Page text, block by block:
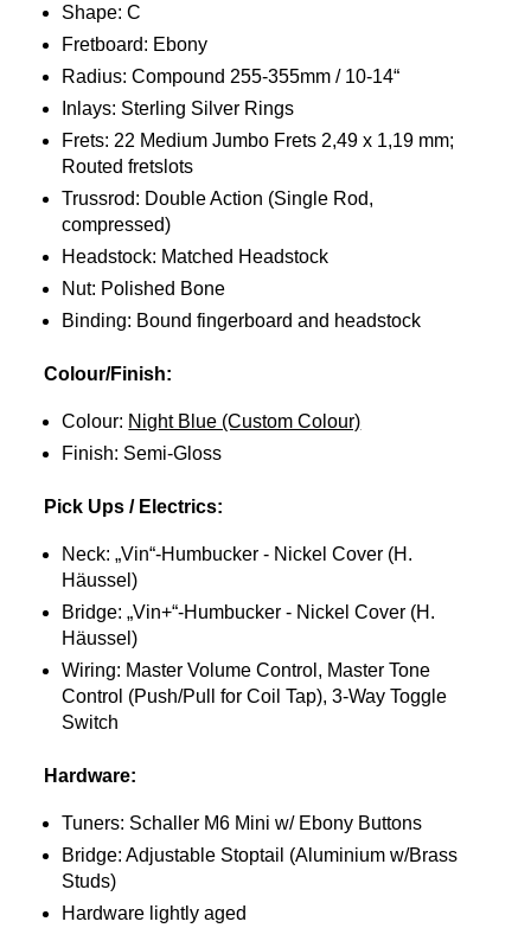
Shape: C
Fretboard: Ebony
Radius: Compound 255-355mm / 10-14“
Inlays: Sterling Silver Rings
Frets: 22 Medium Jumbo Frets 2,49 x 1,19 mm;
Routed fretslots
Trussrod: Double Action (Single Rod,
compressed)
Headstock: Matched Headstock
Nut: Polished Bone
Binding: Bound fingerboard and headstock
Colour/Finish:
Colour: Night Blue (Custom Colour)
Finish: Semi-Gloss
Pick Ups / Electrics:
Neck: „Vin“-Humbucker - Nickel Cover (H.
Häussel)
Bridge: „Vin+“-Humbucker - Nickel Cover (H.
Häussel)
Wiring: Master Volume Control, Master Tone
Control (Push/Pull for Coil Tap), 3-Way Toggle
Switch
Hardware:
Tuners: Schaller M6 Mini w/ Ebony Buttons
Bridge: Adjustable Stoptail (Aluminium w/Brass
Studs)
Hardware lightly aged